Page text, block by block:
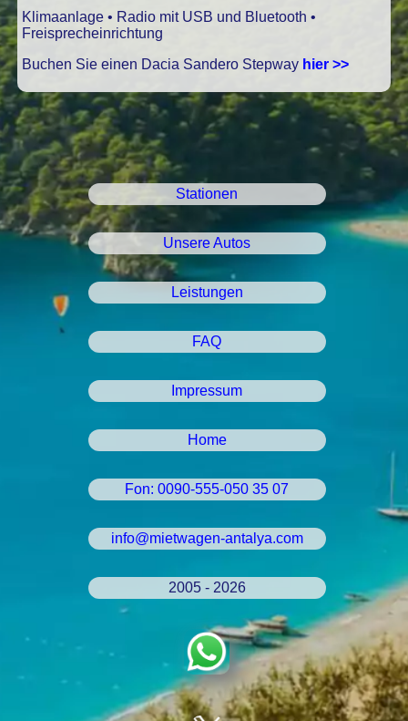
Klimaanlage • Radio mit USB und Bluetooth •
Freisprecheinrichtung
Buchen Sie einen Dacia Sandero Stepway hier >>
Stationen
Unsere Autos
Leistungen
FAQ
Impressum
Home
Fon: 0090-555-050 35 07
info@mietwagen-antalya.com
2005 - 2026